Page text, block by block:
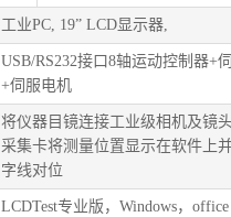
工业PC, 19” LCD显示器,
USB/RS232接口8轴运动控制器+
+伺服电机
将仪器目镜连接工业级相机及镜
采集卡将测量位置显示在软件上
字线对位
LCDTest专业版，Windows，office